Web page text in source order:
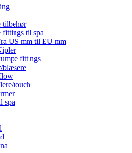
tilbehør
fittings til spa
US mm til EU mm
fittings
blæsere
touch
spa